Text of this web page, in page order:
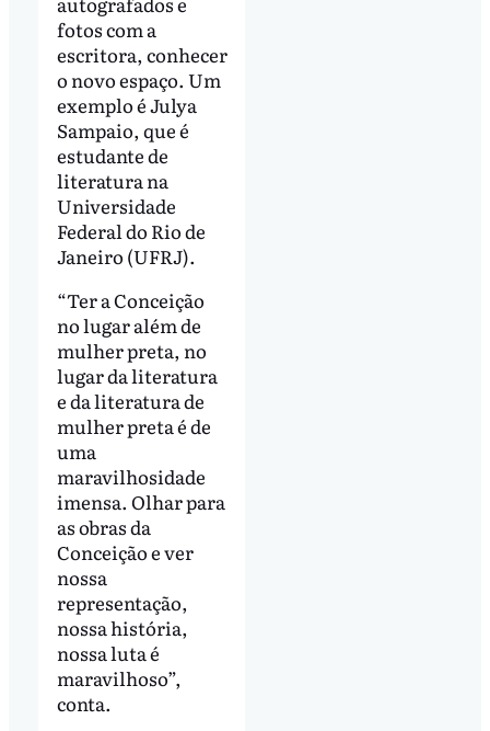
fotos com a
escritora, conhecer
o novo espaço. Um
exemplo é Julya
Sampaio, que é
estudante de
literatura na
Universidade
Federal do Rio de
Janeiro (UFRJ).
“Ter a Conceição
no lugar além de
mulher preta, no
lugar da literatura
e da literatura de
mulher preta é de
uma
maravilhosidade
imensa. Olhar para
as obras da
Conceição e ver
nossa
representação,
nossa história,
nossa luta é
maravilhoso”,
conta.